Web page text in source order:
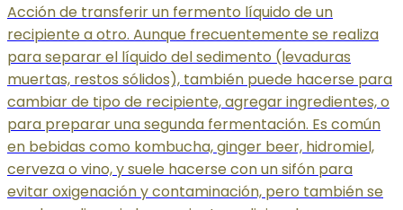
Acción de transferir un fermento líquido de un
recipiente a otro. Aunque frecuentemente se realiza
para separar el líquido del sedimento (levaduras
muertas, restos sólidos), también puede hacerse para
cambiar de tipo de recipiente, agregar ingredientes, o
para preparar una segunda fermentación. Es común
en bebidas como kombucha, ginger beer, hidromiel,
cerveza o vino, y suele hacerse con un sifón para
evitar oxigenación y contaminación, pero también se